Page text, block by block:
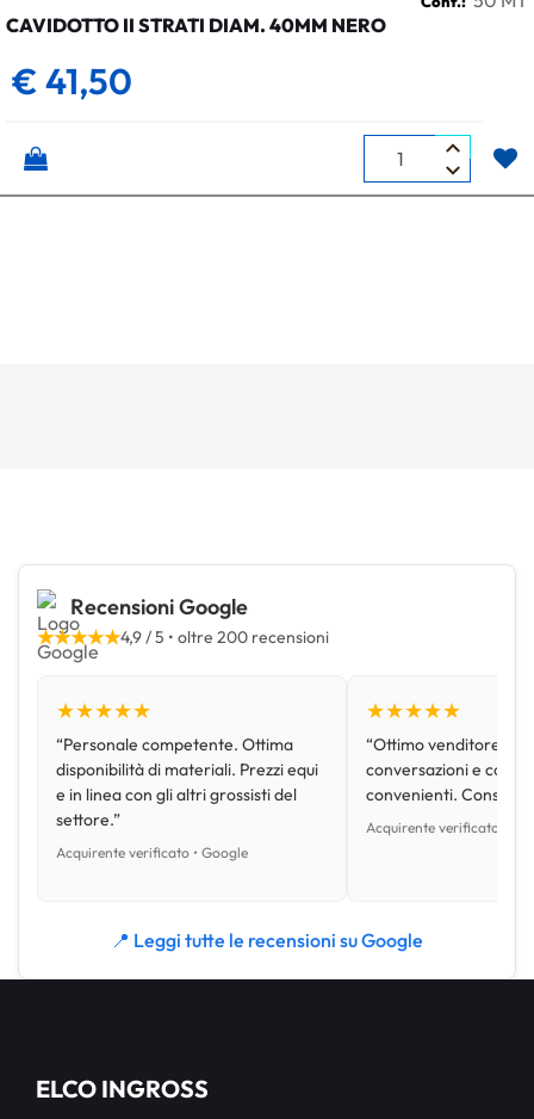
CAVIDOTTO II STRATI DIAM. 40MM NERO
€ 41,50
Quantità
Recensioni Google
★★★★★4,9 / 5 • oltre 200 recensioni
★★★★★
“Personale competente. Ottima
disponibilità di materiali. Prezzi equi
e in linea con gli altri grossisti del
settore.”
Acquirente verificato • Google
★★★★★
“Ottimo venditore,
conversazioni e con
convenienti.
Acquirente verificato •
📍 Leggi tutte le recensioni su Google
ELCO INGROSS